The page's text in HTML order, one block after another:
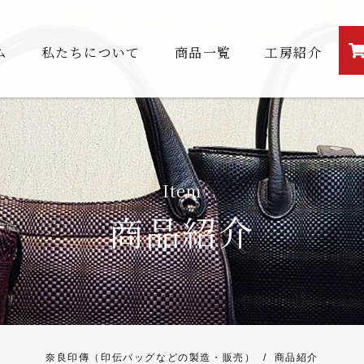
私たちについて 商品一覧 工房紹介
Item
商品紹介
奈良印傳（印伝バッグなどの製造・販売） / 商品紹介